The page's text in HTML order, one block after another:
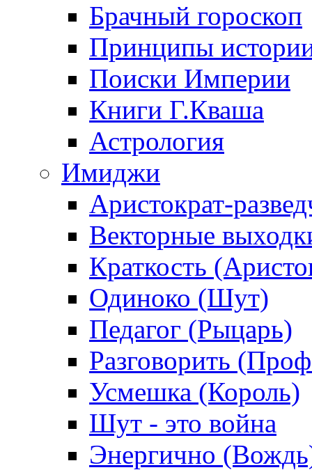
Брачный гороскоп
Принципы
Поиски Империи
Книги Г.Кваша
Астрология
Имиджи
Аристократ-
Векторные
Краткость
Одиноко (Шут)
Педагог (Рыцарь)
Разговорить
Усмешка (Король)
Шут - это война
Энергично